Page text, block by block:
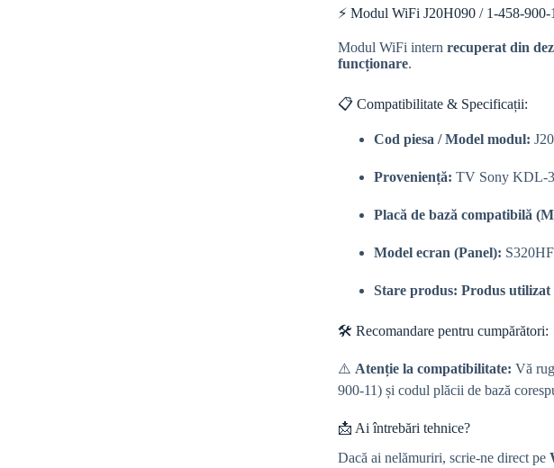
⚡ Modul WiFi J20H090 / 1-458-
Modul WiFi intern recuperat din
funcționare.
📋 Compatibilitate & Specificații:
Cod piesa / Model modul:
Proveniență: TV Sony KDL-
Placă de bază compatibilă
Model ecran (Panel):
Stare produs: Produs utilizat
🛠️ Recomandare pentru cumpărători:
⚠️ Atenție la compatibilitate: Vă
900-11) și codul plăcii de bază
📩 Ai întrebări tehnice?
Dacă ai nelămuriri, scrie-ne direct pe